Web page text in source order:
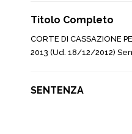
Titolo Completo
CORTE DI CASSAZIONE
2013 (Ud. 18/12/2012)
SENTENZA